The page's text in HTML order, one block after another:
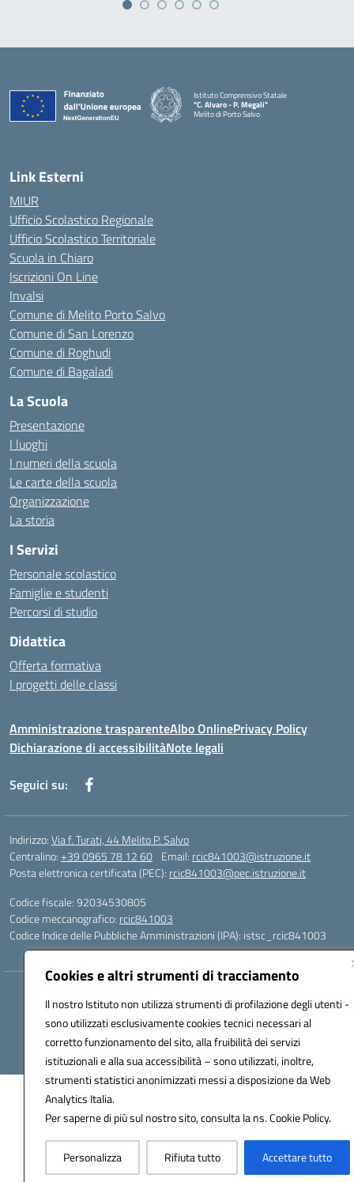
Cookies e altri strumenti di tracciamento
Il nostro Istituto non utilizza strumenti di profilazione degli utenti -
sono utilizzati esclusivamente cookies tecnici necessari al
corretto funzionamento del sito, alla fruibilità dei servizi
istituzionali e alla sua accessibilità – sono utilizzati, inoltre,
strumenti statistici anonimizzati messi a disposizione da Web
Analytics Italia.
Per saperne di più sul nostro sito, consulta la ns. Cookie Policy.
Personalizza Rifiuta tutto Accettare tutto
Istituto Comprensivo Statale
"C. Alvaro - P. Megali"
Melito di Porto Salvo
Link Esterni
MIUR
Ufficio Scolastico Regionale
Ufficio Scolastico Territoriale
Scuola in Chiaro
Iscrizioni On Line
Invalsi
Comune di Melito Porto Salvo
Comune di San Lorenzo
Comune di Roghudi
Comune di Bagaladi
La Scuola
Presentazione
I luoghi
I numeri della scuola
Le carte della scuola
Organizzazione
La storia
I Servizi
Personale scolastico
Famiglie e studenti
Percorsi di studio
Didattica
Offerta formativa
I progetti delle classi
Amministrazione trasparenteAlbo OnlinePrivacy Policy
Dichiarazione di accessibilitàNote legali
Seguici su:
Indirizzo:Via f. Turati, 44 Melito P. Salvo
Centralino:+39 0965 78 12 60 Email: rcic841003@istruzione.it
Posta elettronica certificata (PEC): rcic841003@pec.istruzione.it
Codice fiscale: 92034530805
Codice meccanografico: rcic841003
Codice Indice delle Pubbliche Amministrazioni (IPA): istsc_rcic841003
Concept & Design by Designers Italia